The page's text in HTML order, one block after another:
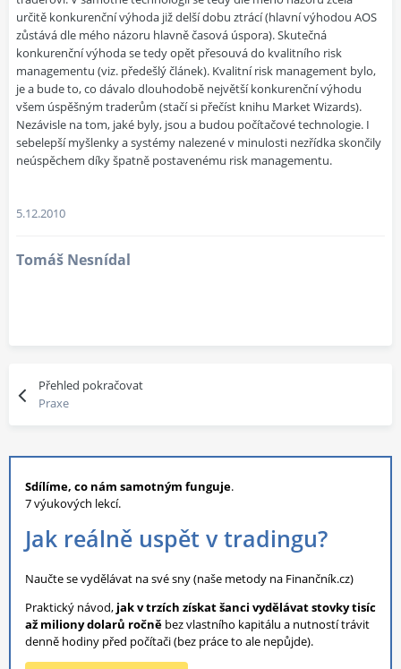
určitě konkurenční výhoda již delší dobu ztrácí (hlavní výhodou AOS
zůstává dle mého názoru hlavně časová úspora). Skutečná
konkurenční výhoda se tedy opět přesouvá do kvalitního risk
managementu (viz. předešlý článek). Kvalitní risk management bylo,
je a bude to, co dávalo dlouhodobě největší konkurenční výhodu
všem úspěšným traderům (stačí si přečíst knihu Market Wizards).
Nezávisle na tom, jaké byly, jsou a budou počítačové technologie. I
sebelepší myšlenky a systémy nalezené v minulosti nezřídka skončily
neúspěchem díky špatně postavenému risk managementu.
5.12.2010
Tomáš Nesnídal
Přehled pokračovat
Praxe
Sdílíme, co nám samotným funguje.
7 výukových lekcí.
Jak reálně uspět v tradingu?
Naučte se vydělávat na své sny (naše metody na Finančník.cz)
Praktický návod, jak v trzích získat šanci vydělávat stovky tisíc
až miliony dolarů ročně bez vlastního kapitálu a nutností trávit
denně hodiny před počítači (bez práce to ale nepůjde).